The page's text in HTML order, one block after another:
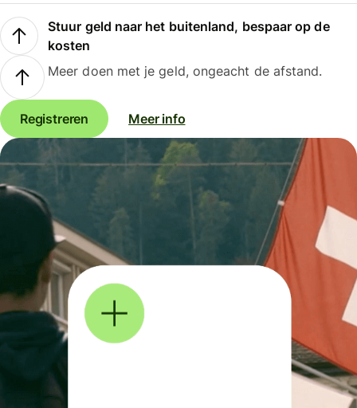
Stuur geld naar het buitenland, bespaar op de
kosten
Meer doen met je geld, ongeacht de afstand.
Registreren Meer info